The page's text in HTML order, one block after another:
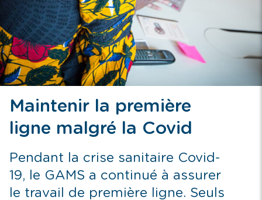
Maintenir la première
ligne malgré la Covid
Pendant la crise sanitaire Covid-
19, le GAMS a continué à assurer
le travail de première ligne. Seuls